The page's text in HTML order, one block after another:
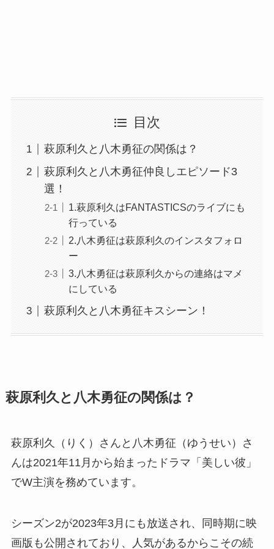
目次
萩原利久と八木勇征の関係は？
萩原利久と八木勇征仲良しエピソード3
選！
1.萩原利久はFANTASTICSのライブにも
行っている
2.八木勇征は萩原利久のインスタフォロ
ー
3.八木勇征は萩原利久からの連絡はマメ
にしている
萩原利久と八木勇征キスシーン！
萩原利久と八木勇征の関係は？
萩原利久（りく）さんと八木勇征（ゆうせい）さ
んは2021年11月から始まったドラマ「美しい彼」
でW主演を務めています。
シーズン2が2023年3月にも放送され、同時期に映
画版も公開されており、人気があるからこその続